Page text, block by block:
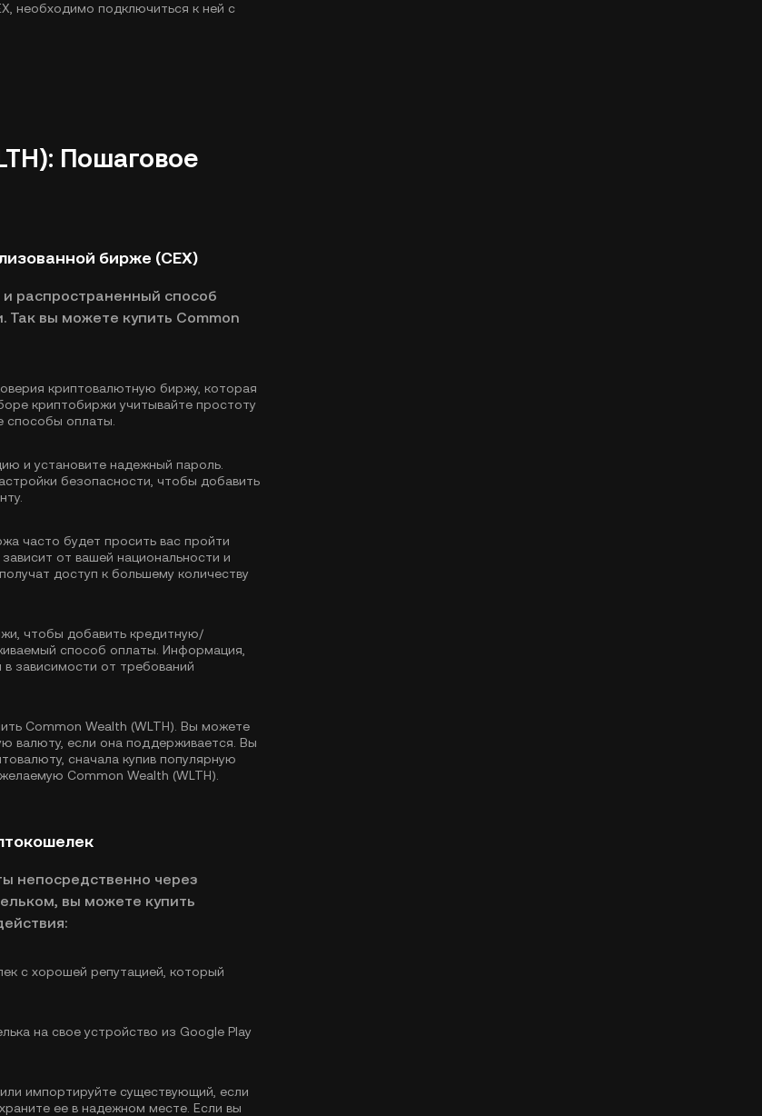
необходимо подключиться к ней с
Пошаговое
бирже (CEX)
распространенный способ
Так вы можете купить Common
криптовалютную биржу, которая
криптобиржи учитывайте простоту
способы оплаты.
и установите надежный пароль.
безопасности, чтобы добавить
часто будет просить вас пройти
от вашей национальности и
доступ к большему количеству
чтобы добавить кредитную/
способ оплаты. Информация,
зависимости от требований
Common Wealth (WLTH). Вы можете
валюту, если она поддерживается. Вы
сначала купив популярную
Common Wealth (WLTH).
непосредственно через
вы можете купить
с хорошей репутацией, который
на свое устройство из Google Play
импортируйте существующий, если
ее в надежном месте. Если вы